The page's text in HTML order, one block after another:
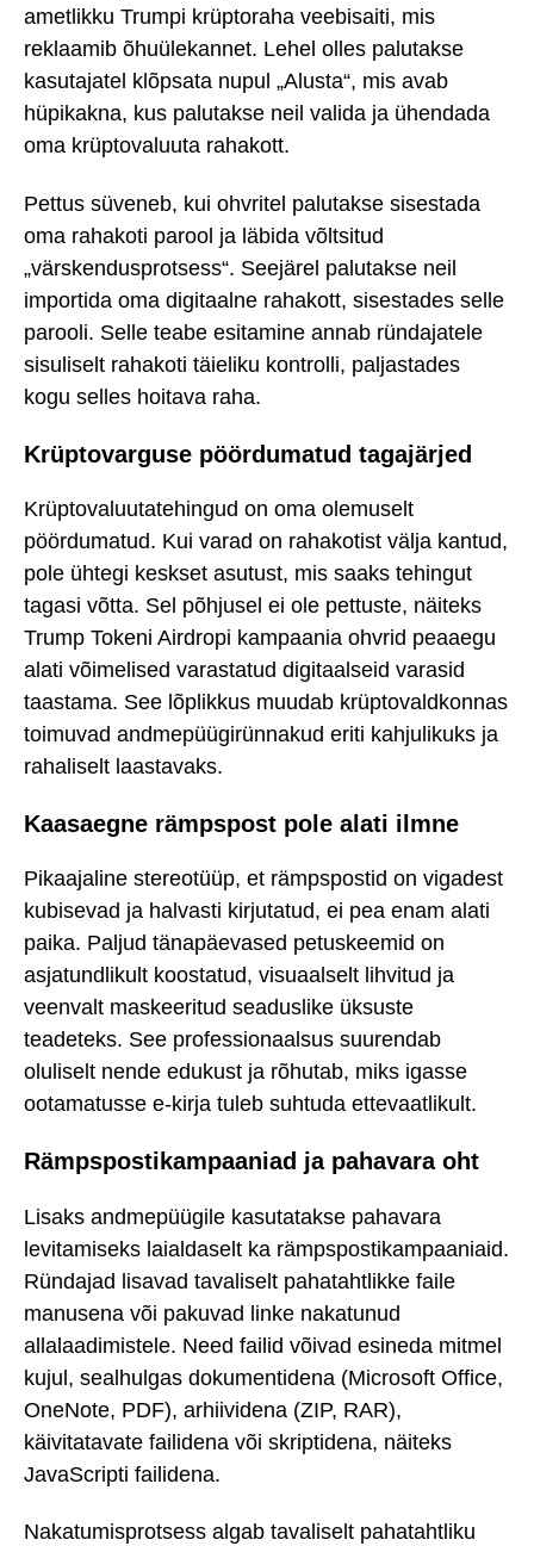
ametlikku Trumpi krüptoraha veebisaiti, mis
reklaamib õhuülekannet. Lehel olles palutakse
kasutajatel klõpsata nupul „Alusta“, mis avab
hüpikakna, kus palutakse neil valida ja ühendada
oma krüptovaluuta rahakott.
Pettus süveneb, kui ohvritel palutakse sisestada
oma rahakoti parool ja läbida võltsitud
„värskendusprotsess“. Seejärel palutakse neil
importida oma digitaalne rahakott, sisestades selle
parooli. Selle teabe esitamine annab ründajatele
sisuliselt rahakoti täieliku kontrolli, paljastades
kogu selles hoitava raha.
Krüptovarguse pöördumatud tagajärjed
Krüptovaluutatehingud on oma olemuselt
pöördumatud. Kui varad on rahakotist välja kantud,
pole ühtegi keskset asutust, mis saaks tehingut
tagasi võtta. Sel põhjusel ei ole pettuste, näiteks
Trump Tokeni Airdropi kampaania ohvrid peaaegu
alati võimelised varastatud digitaalseid varasid
taastama. See lõplikkus muudab krüptovaldkonnas
toimuvad andmepüügirünnakud eriti kahjulikuks ja
rahaliselt laastavaks.
Kaasaegne rämpspost pole alati ilmne
Pikaajaline stereotüüp, et rämpspostid on vigadest
kubisevad ja halvasti kirjutatud, ei pea enam alati
paika. Paljud tänapäevased petuskeemid on
asjatundlikult koostatud, visuaalselt lihvitud ja
veenvalt maskeeritud seaduslike üksuste
teadeteks. See professionaalsus suurendab
oluliselt nende edukust ja rõhutab, miks igasse
ootamatusse e-kirja tuleb suhtuda ettevaatlikult.
Rämpspostikampaaniad ja pahavara oht
Lisaks andmepüügile kasutatakse pahavara
levitamiseks laialdaselt ka rämpspostikampaaniaid.
Ründajad lisavad tavaliselt pahatahtlikke faile
manusena või pakuvad linke nakatunud
allalaadimistele. Need failid võivad esineda mitmel
kujul, sealhulgas dokumentidena (Microsoft Office,
OneNote, PDF), arhiividena (ZIP, RAR),
käivitatavate failidena või skriptidena, näiteks
JavaScripti failidena.
Nakatumisprotsess algab tavaliselt pahatahtliku